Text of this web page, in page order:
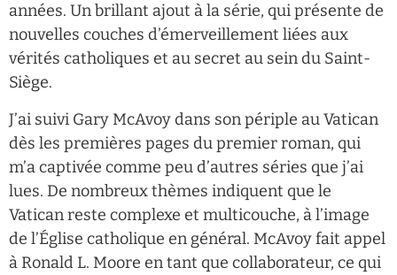
années. Un brillant ajout à la série, qui présente de
nouvelles couches d’émerveillement liées aux
vérités catholiques et au secret au sein du Saint-
Siège.
J’ai suivi Gary McAvoy dans son périple au Vatican
dès les premières pages du premier roman, qui
m’a captivée comme peu d’autres séries que j’ai
lues. De nombreux thèmes indiquent que le
Vatican reste complexe et multicouche, à l’image
de l’Église catholique en général. McAvoy fait appel
à Ronald L. Moore en tant que collaborateur, ce qui